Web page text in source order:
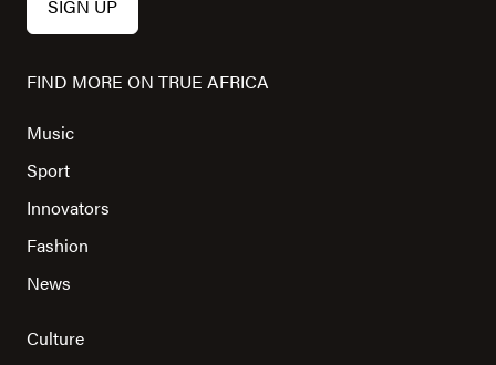
FIND MORE ON TRUE AFRICA
Music
Sport
Innovators
Fashion
News
Culture